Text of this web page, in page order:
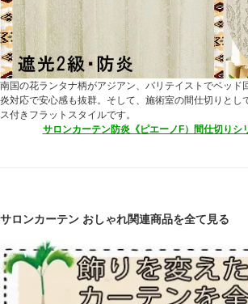
南国の花ランタナ柄がアジアン、バリテイストでベッド
炎対応で安心感も抜群。そして、施術室の間仕切りとし
ス付きフラットスタイルです。
サロンカーテン防炎《ピエーノF）間仕切りシ
サロンカーテン おしゃれ関連商品を全て見る